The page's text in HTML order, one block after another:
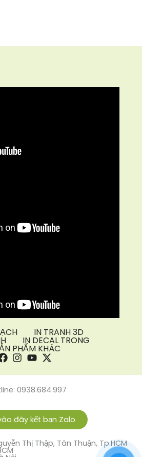
IN TRANH 3D
IN DECAL TRONG
PHẨM KHÁC
0938.684.997
đây kết bạn Zalo
Thị Thập, Tân Thuận, Tp.HCM